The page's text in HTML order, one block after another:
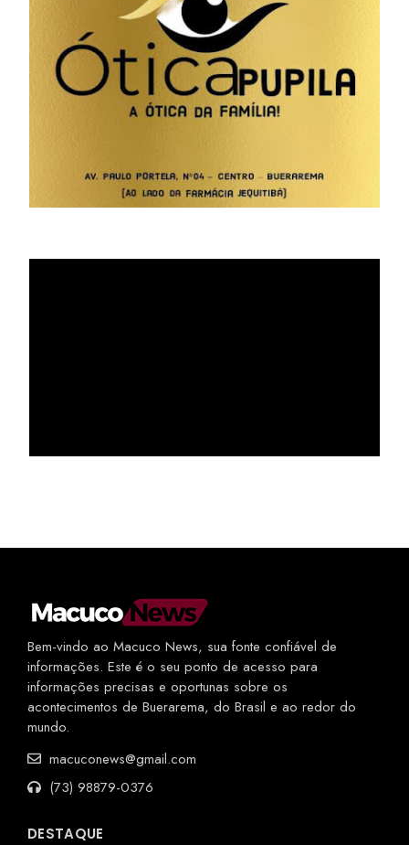
Bem-vindo ao Macuco News, sua fonte confiável de
informações. Este é o seu ponto de acesso para
informações precisas e oportunas sobre os
acontecimentos de Buerarema, do Brasil e ao redor do
mundo.
macuconews@gmail.com
(73) 98879-0376
DESTAQUE